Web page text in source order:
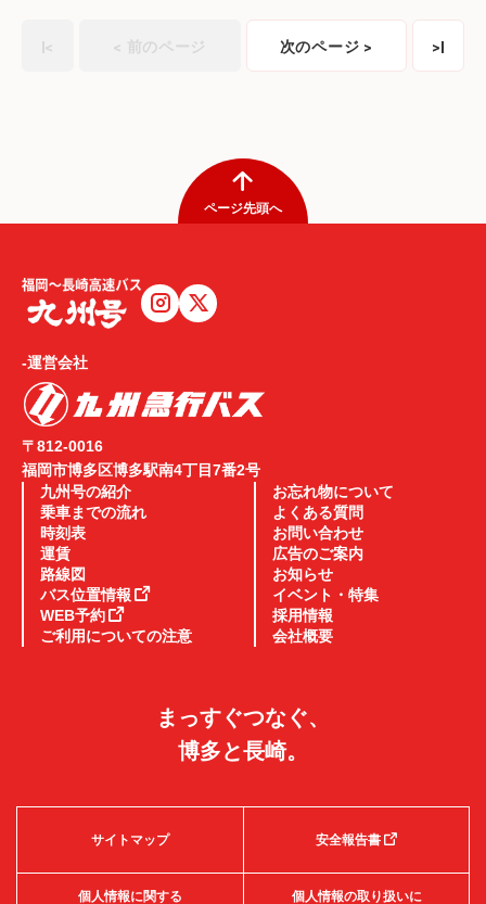
|< < 前のページ 次のページ > >|
ページ先頭へ
-運営会社
〒812-0016
福岡市博多区博多駅南4丁目7番2号
九州号の紹介
乗車までの流れ
時刻表
運賃
路線図
バス位置情報
WEB予約
ご利用についての注意
お忘れ物について
よくある質問
お問い合わせ
広告のご案内
お知らせ
イベント・特集
採用情報
会社概要
まっすぐつなぐ、
博多と長崎。
サイトマップ 安全報告書
個人情報に関する 個人情報の取り扱いに